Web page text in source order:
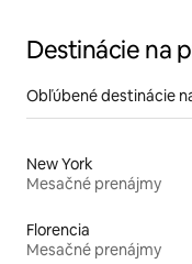
Destinácie na
Obľúbené destinácie
New York
Mesačné prenájmy
Florencia
Mesačné prenájmy